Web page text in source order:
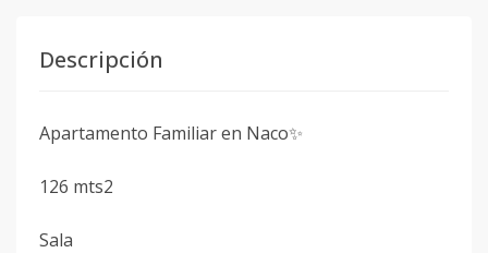
Descripción
Apartamento Familiar en Naco✨
126 mts2
Sala